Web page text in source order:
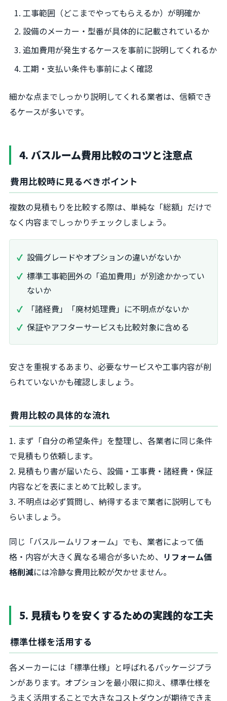
工事範囲（どこまでやってもらえるか）が明確か
設備のメーカー・型番が具体的に記載されているか
追加費用が発生するケースを事前に説明してくれるか
工期・支払い条件も事前によく確認
細かな点までしっかり説明してくれる業者は、信頼でき
るケースが多いです。
4. バスルーム費用比較のコツと注意点
費用比較時に見るべきポイント
複数の見積もりを比較する際は、単純な「総額」だけで
なく内容までしっかりチェックしましょう。
設備グレードやオプションの違いがないか
標準工事範囲外の「追加費用」が別途かかってい
ないか
「諸経費」「廃材処理費」に不明点がないか
保証やアフターサービスも比較対象に含める
安さを重視するあまり、必要なサービスや工事内容が削
られていないかも確認しましょう。
費用比較の具体的な流れ
1. まず「自分の希望条件」を整理し、各業者に同じ条件
で見積もり依頼します。
2. 見積もり書が届いたら、設備・工事費・諸経費・保証
内容などを表にまとめて比較します。
3. 不明点は必ず質問し、納得するまで業者に説明しても
らいましょう。
同じ「バスルームリフォーム」でも、業者によって価
格・内容が大きく異なる場合が多いため、 リフォーム価
格削減には冷静な費用比較が欠かせません。
5. 見積もりを安くするための実践的な工夫
標準仕様を活用する
各メーカーには「標準仕様」と呼ばれるパッケージプラ
ンがあります。オプションを最小限に抑え、標準仕様を
うまく活用することで大きなコストダウンが期待できま